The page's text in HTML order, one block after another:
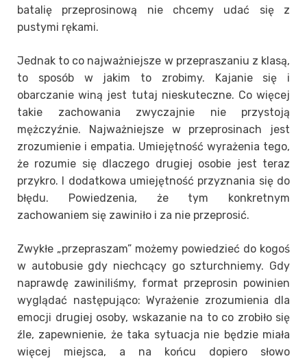
batalię przeprosinową nie chcemy udać się z
pustymi rękami.
Jednak to co najważniejsze w przepraszaniu z klasą,
to sposób w jakim to zrobimy. Kajanie się i
obarczanie winą jest tutaj nieskuteczne. Co więcej
takie zachowania zwyczajnie nie przystoją
mężczyźnie. Najważniejsze w przeprosinach jest
zrozumienie i empatia. Umiejętność wyrażenia tego,
że rozumie się dlaczego drugiej osobie jest teraz
przykro. I dodatkowa umiejętność przyznania się do
błędu. Powiedzenia, że tym konkretnym
zachowaniem się zawiniło i za nie przeprosić.
Zwykłe „przepraszam” możemy powiedzieć do kogoś
w autobusie gdy niechcący go szturchniemy. Gdy
naprawdę zawiniliśmy, format przeprosin powinien
wyglądać następująco: Wyrażenie zrozumienia dla
emocji drugiej osoby, wskazanie na to co zrobiło się
źle, zapewnienie, że taka sytuacja nie będzie miała
więcej miejsca, a na końcu dopiero słowo